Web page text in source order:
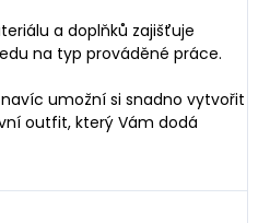
a doplňků zajišťuje
na typ prováděné práce.
umožní si snadno vytvořit
outfit, který Vám dodá